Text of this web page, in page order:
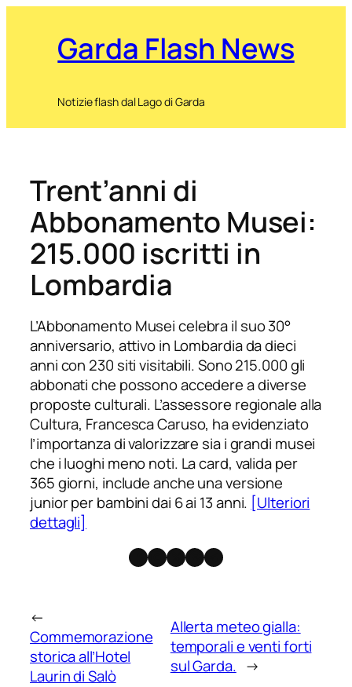
Garda Flash News
Notizie flash dal Lago di Garda
Trent’anni di
Abbonamento Musei:
215.000 iscritti in
Lombardia
L’Abbonamento Musei celebra il suo 30°
anniversario, attivo in Lombardia da dieci
anni con 230 siti visitabili. Sono 215.000 gli
abbonati che possono accedere a diverse
proposte culturali. L’assessore regionale alla
Cultura, Francesca Caruso, ha evidenziato
l’importanza di valorizzare sia i grandi musei
che i luoghi meno noti. La card, valida per
365 giorni, include anche una versione
junior per bambini dai 6 ai 13 anni. [Ulteriori
dettagli]
Facebook
Instagram
X Threads
Telegram
←
Commemorazione
storica all’Hotel
Laurin di Salò
Allerta meteo gialla:
temporali e venti forti
sul Garda. →